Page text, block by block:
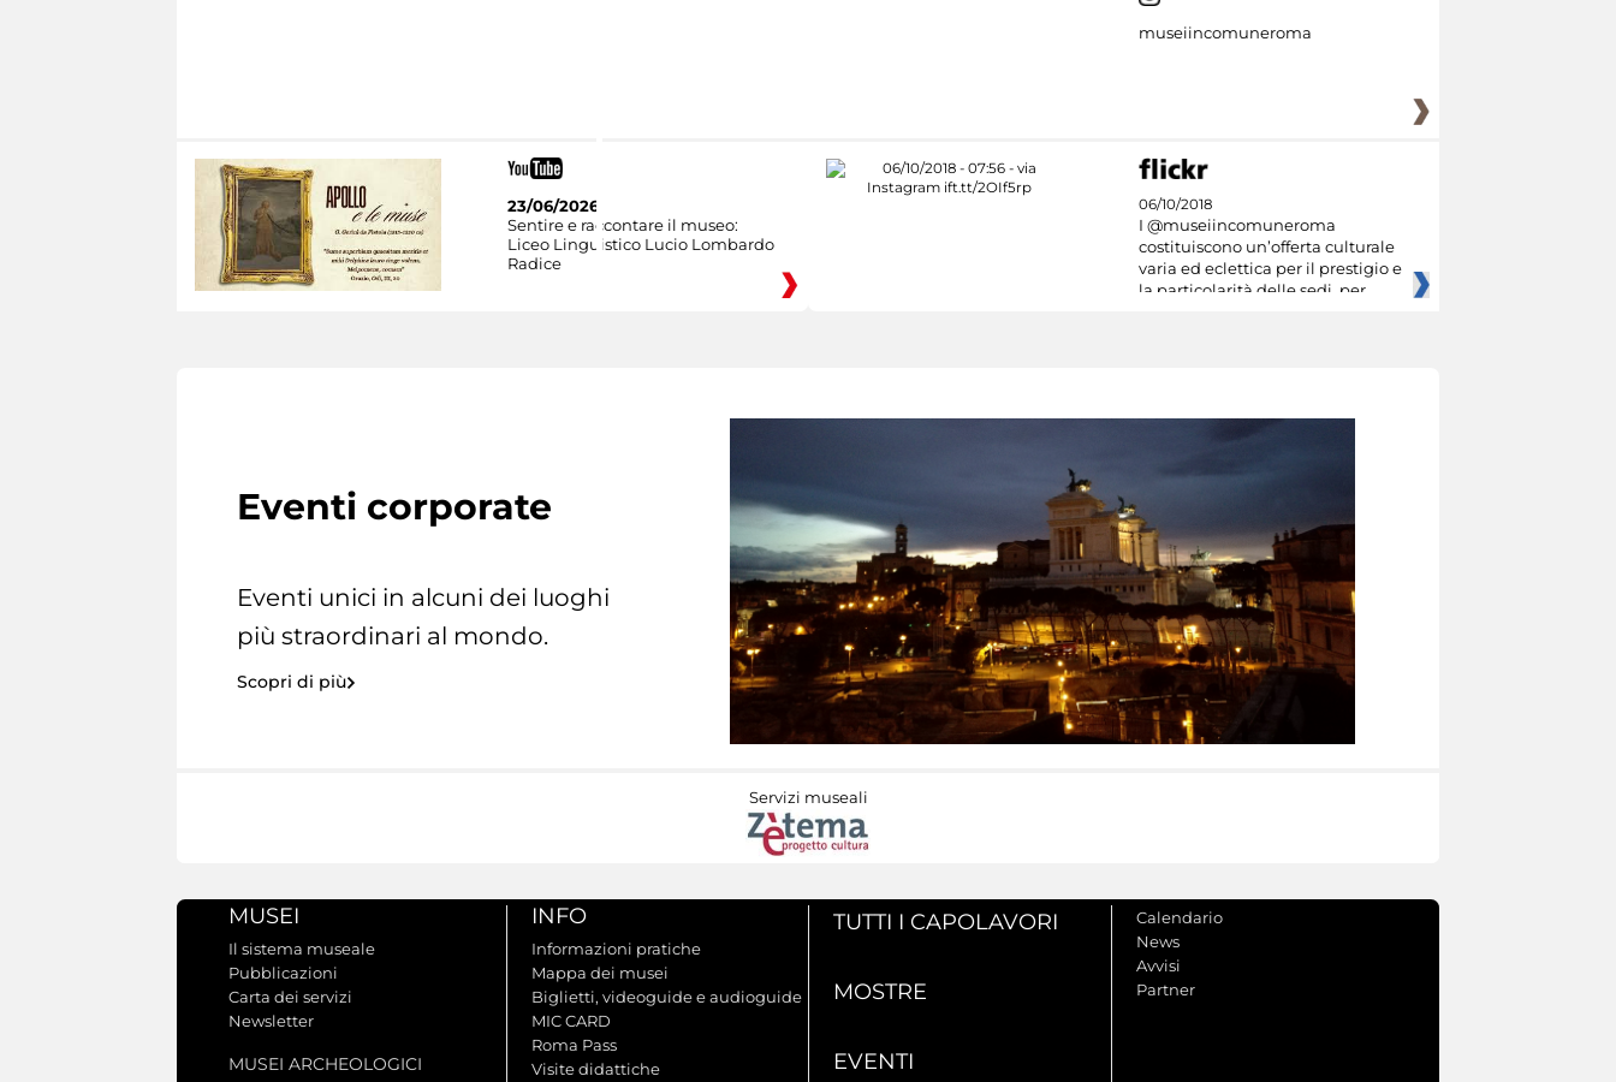
museiincomuneroma
23/06/2026
Sentire e raccontare il museo:
Liceo Linguistico Lucio Lombardo
Radice
06/10/2018
I @museiincomuneroma
costituiscono un’offerta culturale
varia ed eclettica per il prestigio e
la particolarità delle sedi, per
Eventi corporate
Eventi unici in alcuni dei luoghi
più straordinari al mondo.
Scopri di più
Servizi museali
MUSEI
Il sistema museale
Pubblicazioni
Carta dei servizi
Newsletter
MUSEI ARCHEOLOGICI
INFO
Informazioni pratiche
Mappa dei musei
Biglietti, videoguide e audioguide
MIC CARD
Roma Pass
Visite didattiche
TUTTI I CAPOLAVORI
MOSTRE
EVENTI
Calendario
News
Avvisi
Partner